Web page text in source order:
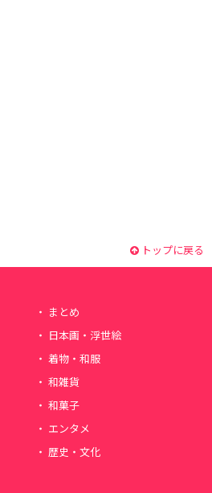
トップに戻る
まとめ
日本画・浮世絵
着物・和服
和雑貨
和菓子
エンタメ
歴史・文化